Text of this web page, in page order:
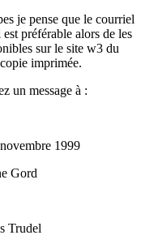
je pense que le courriel
préférable alors de les
sur le site w3 du
imprimée.
un message à :
1999
Gord
Trudel